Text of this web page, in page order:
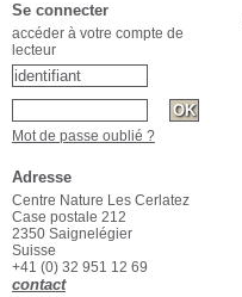
Se connecter
accéder à votre compte de
lecteur
Mot de passe oublié ?
Adresse
Centre Nature Les Cerlatez
Case postale 212
2350 Saignelégier
Suisse
+41 (0) 32 951 12 69
contact